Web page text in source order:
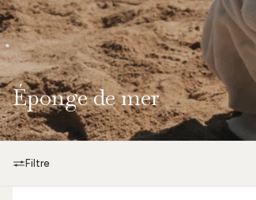
Éponge de mer
Filtre